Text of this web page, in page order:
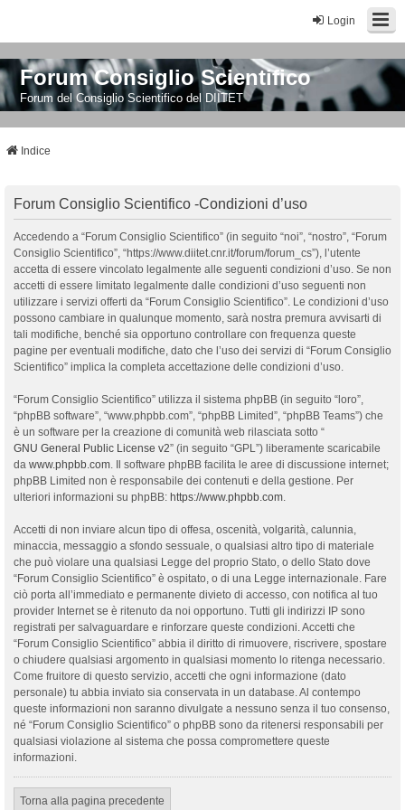
Login
Forum Consiglio Scientifico
Forum del Consiglio Scientifico del DIITET
Indice
Forum Consiglio Scientifico -Condizioni d’uso
Accedendo a “Forum Consiglio Scientifico” (in seguito “noi”, “nostro”, “Forum
Consiglio Scientifico”, “https://www.diitet.cnr.it/forum/forum_cs”), l’utente
accetta di essere vincolato legalmente alle seguenti condizioni d’uso. Se non
accetti di essere limitato legalmente dalle condizioni d’uso seguenti non
utilizzare i servizi offerti da “Forum Consiglio Scientifico”. Le condizioni d’uso
possono cambiare in qualunque momento, sarà nostra premura avvisarti di
tali modifiche, benché sia opportuno controllare con frequenza queste
pagine per eventuali modifiche, dato che l’uso dei servizi di “Forum Consiglio
Scientifico” implica la completa accettazione delle condizioni d’uso.
“Forum Consiglio Scientifico” utilizza il sistema phpBB (in seguito “loro”,
“phpBB software”, “www.phpbb.com”, “phpBB Limited”, “phpBB Teams”) che
è un software per la creazione di comunità web rilasciata sotto “
GNU General Public License v2” (in seguito “GPL”) liberamente scaricabile
da www.phpbb.com. Il software phpBB facilita le aree di discussione internet;
phpBB Limited non è responsabile dei contenuti e della gestione. Per
ulteriori informazioni su phpBB: https://www.phpbb.com.
Accetti di non inviare alcun tipo di offesa, oscenità, volgarità, calunnia,
minaccia, messaggio a sfondo sessuale, o qualsiasi altro tipo di materiale
che può violare una qualsiasi Legge del proprio Stato, o dello Stato dove
“Forum Consiglio Scientifico” è ospitato, o di una Legge internazionale. Fare
ciò porta all’immediato e permanente divieto di accesso, con notifica al tuo
provider Internet se è ritenuto da noi opportuno. Tutti gli indirizzi IP sono
registrati per salvaguardare e rinforzare queste condizioni. Accetti che
“Forum Consiglio Scientifico” abbia il diritto di rimuovere, riscrivere, spostare
o chiudere qualsiasi argomento in qualsiasi momento lo ritenga necessario.
Come fruitore di questo servizio, accetti che ogni informazione (dato
personale) tu abbia inviato sia conservata in un database. Al contempo
queste informazioni non saranno divulgate a nessuno senza il tuo consenso,
né “Forum Consiglio Scientifico” o phpBB sono da ritenersi responsabili per
qualsiasi violazione al sistema che possa compromettere queste
informazioni.
Torna alla pagina precedente